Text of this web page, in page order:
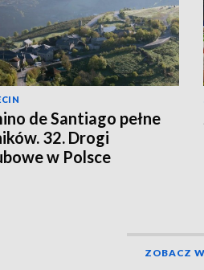
de Santiago pełne
32. Drogi
w Polsce
ZOBACZ